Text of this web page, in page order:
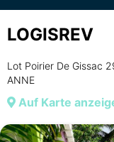
LOGISREV
Lot Poirier De Gissac
ANNE
Auf Karte